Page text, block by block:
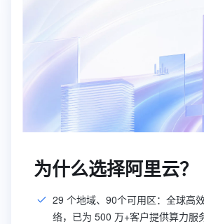
为什么选择阿里云？
29 个地域、90个可用区：全球高
络，已为 500 万+客户提供算力服